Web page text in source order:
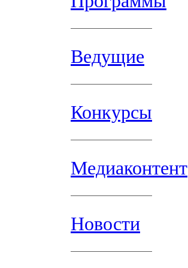
Ведущие
Конкурсы
Медиаконтент
Новости